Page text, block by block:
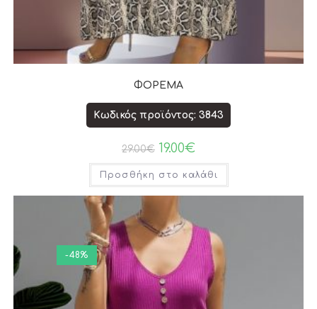
ΦΟΡΕΜΑ
Κωδικός προϊόντος: 3843
29.00€ 19.00€
Προσθήκη στο καλάθι
-48%